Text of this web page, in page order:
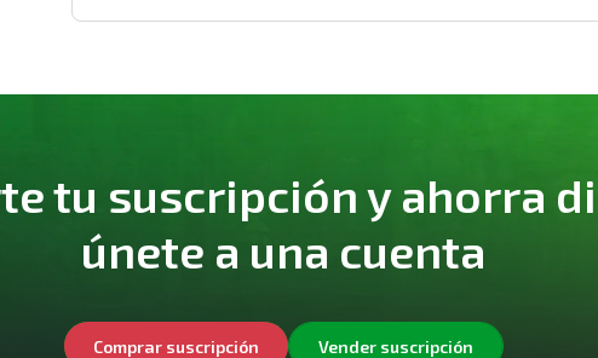
tu suscripción y ahorra
únete a una cuenta
Comprar suscripción Vender suscripción